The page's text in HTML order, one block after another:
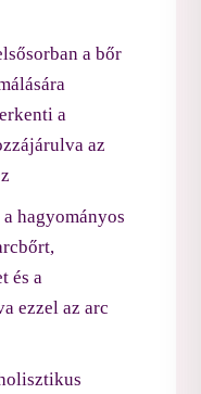
a bőr
a
az
a hagyományos
és a
ezzel az arc